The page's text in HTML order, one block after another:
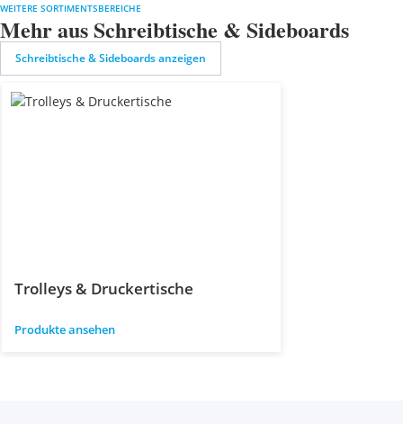
WEITERE SORTIMENTSBEREICHE
Mehr aus Schreibtische & Sideboards
Schreibtische & Sideboards anzeigen
Trolleys & Druckertische
Produkte ansehen